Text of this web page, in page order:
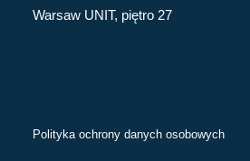
Warsaw UNIT, piętro 27
Polityka ochrony danych osobowych